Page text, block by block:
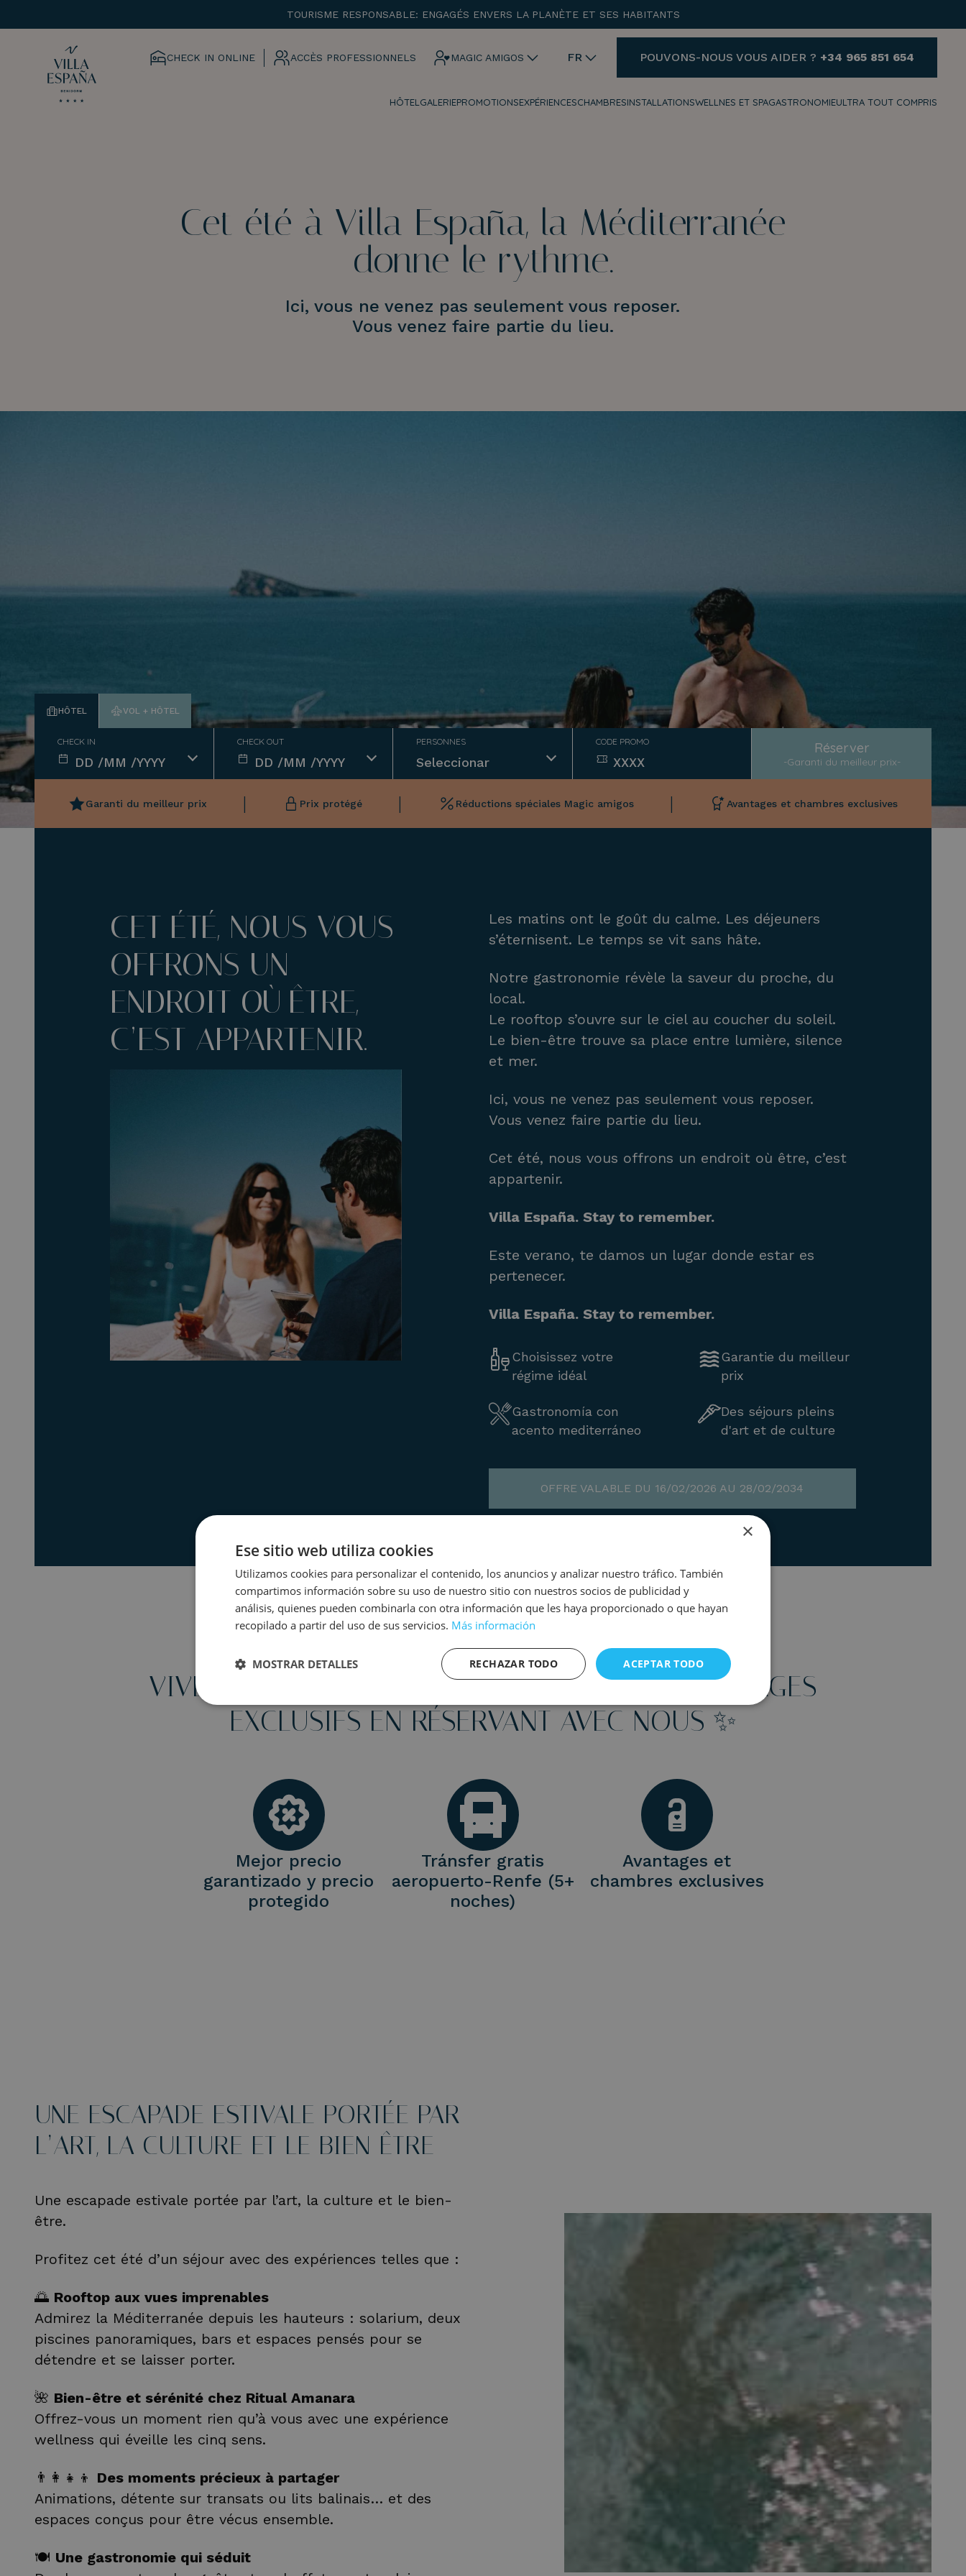
TOURISME RESPONSABLE: ENGAGÉS ENVERS LA PLANÈTE ET SES HABITANTS
CHECK IN ONLINE ACCÈS PROFESSIONNELS MAGIC AMIGOS FR POUVONS-NOUS VOUS AIDER ? +34 965 851 654
+34 965 851 654
HÔTEL GALERIEPROMOTIONSEXPÉRIENCESCHAMBRESINSTALLATIONSWELLNES ET SPAGASTRONOMIEULTRA TOUT COMPRIS
Cet été à Villa España, la Méditerranée
donne le rythme.
Ici, vous ne venez pas seulement vous reposer.
Vous venez faire partie du lieu.
HÔTEL VOL + HÔTEL
CHECK IN CHECK OUT PERSONNES
-
+
CODE PROMO Réserver
-Garanti du meilleur prix-
Garanti du meilleur prix | Prix protégé | Réductions spéciales Magic amigos | Avantages et chambres exclusives
CET ÉTÉ, NOUS VOUS
OFFRONS UN
ENDROIT OÙ ÊTRE,
C’EST APPARTENIR.
Les matins ont le goût du calme. Les déjeuners
s’éternisent. Le temps se vit sans hâte.
Notre gastronomie révèle la saveur du proche, du
local.
Le rooftop s’ouvre sur le ciel au coucher du soleil.
Le bien-être trouve sa place entre lumière, silence
et mer.
Ici, vous ne venez pas seulement vous reposer.
Vous venez faire partie du lieu.
Cet été, nous vous offrons un endroit où être, c’est
appartenir.
Villa España. Stay to remember.
Este verano, te damos un lugar donde estar es
pertenecer.
Villa España. Stay to remember.
Choisissez votre
régime idéal
Garantie du meilleur
prix
Gastronomía con
acento mediterráneo
Des séjours pleins
d'art et de culture
OFFRE VALABLE DU 16/02/2026 AU 28/02/2034
-VENTAJAS WEB OFICIAL -
VIVEZ UN ÉTÉ REMPLI D’ATTENTIONS ET D’AVANTAGES
EXCLUSIFS EN RÉSERVANT AVEC NOUS ✨
Mejor precio
garantizado y precio
protegido
Tránsfer gratis
aeropuerto-Renfe (5+
noches)
Avantages et
chambres exclusives
UNE ESCAPADE ESTIVALE PORTÉE PAR
L’ART, LA CULTURE ET LE BIEN-ÊTRE
Une escapade estivale portée par l’art, la culture et le bien-
être.
Profitez cet été d’un séjour avec des expériences telles que :
🌅 Rooftop aux vues imprenables
Admirez la Méditerranée depuis les hauteurs : solarium, deux
piscines panoramiques, bars et espaces pensés pour se
détendre et se laisser porter.
🌺 Bien-être et sérénité chez Ritual Amanara
Offrez-vous un moment rien qu’à vous avec une expérience
wellness qui éveille les cinq sens.
👨‍👩‍👧‍👦 Des moments précieux à partager
Animations, détente sur transats ou lits balinais… et des
espaces conçus pour être vécus ensemble.
🍽️ Une gastronomie qui séduit
×
Ese sitio web utiliza cookies
Utilizamos cookies para personalizar el contenido, los anuncios y analizar nuestro tráfico. También
compartimos información sobre su uso de nuestro sitio con nuestros socios de publicidad y
análisis, quienes pueden combinarla con otra información que les haya proporcionado o que hayan
recopilado a partir del uso de sus servicios. Más información
ACEPTAR TODO
RECHAZAR TODO
MOSTRAR DETALLES